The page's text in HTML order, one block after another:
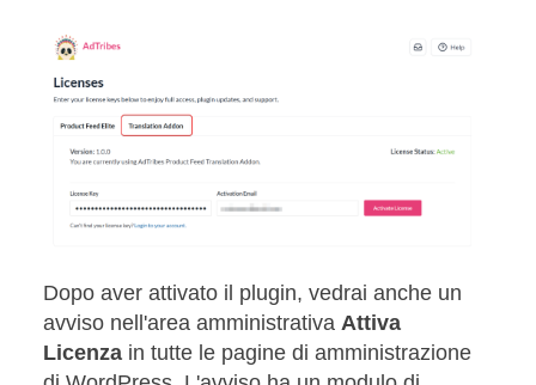
Dopo aver attivato il plugin, vedrai anche un
avviso nell'area amministrativa Attiva
Licenza in tutte le pagine di amministrazione